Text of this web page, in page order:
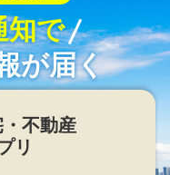
知で
が届く
不動産
リ